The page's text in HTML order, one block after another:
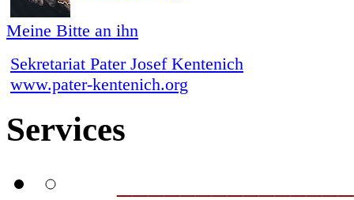
Meine Bitte an ihn
Sekretariat Pater Josef Kentenich
www.pater-kentenich.org
Services